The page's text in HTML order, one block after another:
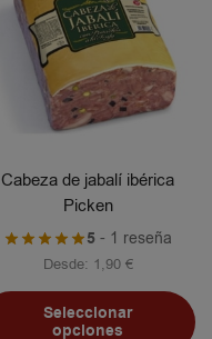
Cabeza de jabalí ibérica
Picken
5 - 1 reseña
Desde: 1,90 €
Seleccionar
opciones